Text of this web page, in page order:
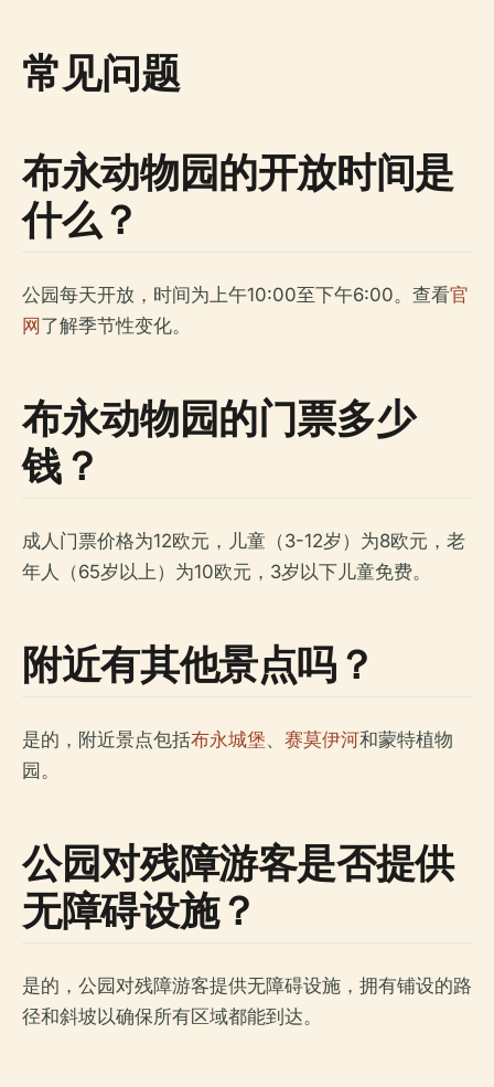
常见问题
布永动物园的开放时间是
什么？
公园每天开放，时间为上午10:00至下午6:00。查看官
网 了解季节性变化。
布永动物园的门票多少
钱？
成人门票价格为12欧元，儿童（3-12岁）为8欧元，老
年人（65岁以上）为10欧元，3岁以下儿童免费。
附近有其他景点吗？
是的，附近景点包括布永城堡、 赛莫伊河和蒙特植物
园。
公园对残障游客是否提供
无障碍设施？
是的，公园对残障游客提供无障碍设施，拥有铺设的路
径和斜坡以确保所有区域都能到达。